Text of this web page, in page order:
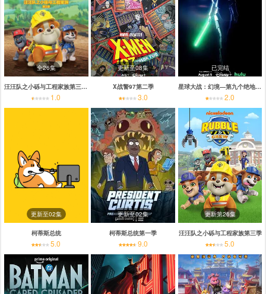
全26集
汪汪队之小砾与工程家族第三季国语
1.0
更新至08集
X战警97第二季
3.0
已完结
星球大战：幻境—第九个绝地武士
2.0
更新至02集
柯蒂斯总统
5.0
更新至02集
柯蒂斯总统第一季
9.0
更新第26集
汪汪队之小砾与工程家族第三季
5.0